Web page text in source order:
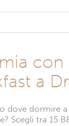
a
dove dormire
Scegli tra 15